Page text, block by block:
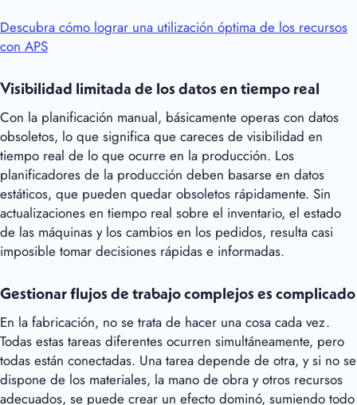
Descubra cómo lograr una utilización óptima de los recursos
con APS
Visibilidad limitada de los datos en tiempo real
Con la planificación manual, básicamente operas con datos
obsoletos, lo que significa que careces de visibilidad en
tiempo real de lo que ocurre en la producción. Los
planificadores de la producción deben basarse en datos
estáticos, que pueden quedar obsoletos rápidamente. Sin
actualizaciones en tiempo real sobre el inventario, el estado
de las máquinas y los cambios en los pedidos, resulta casi
imposible tomar decisiones rápidas e informadas.
Gestionar flujos de trabajo complejos es complicado
En la fabricación, no se trata de hacer una cosa cada vez.
Todas estas tareas diferentes ocurren simultáneamente, pero
todas están conectadas. Una tarea depende de otra, y si no se
dispone de los materiales, la mano de obra y otros recursos
adecuados, se puede crear un efecto dominó, sumiendo todo